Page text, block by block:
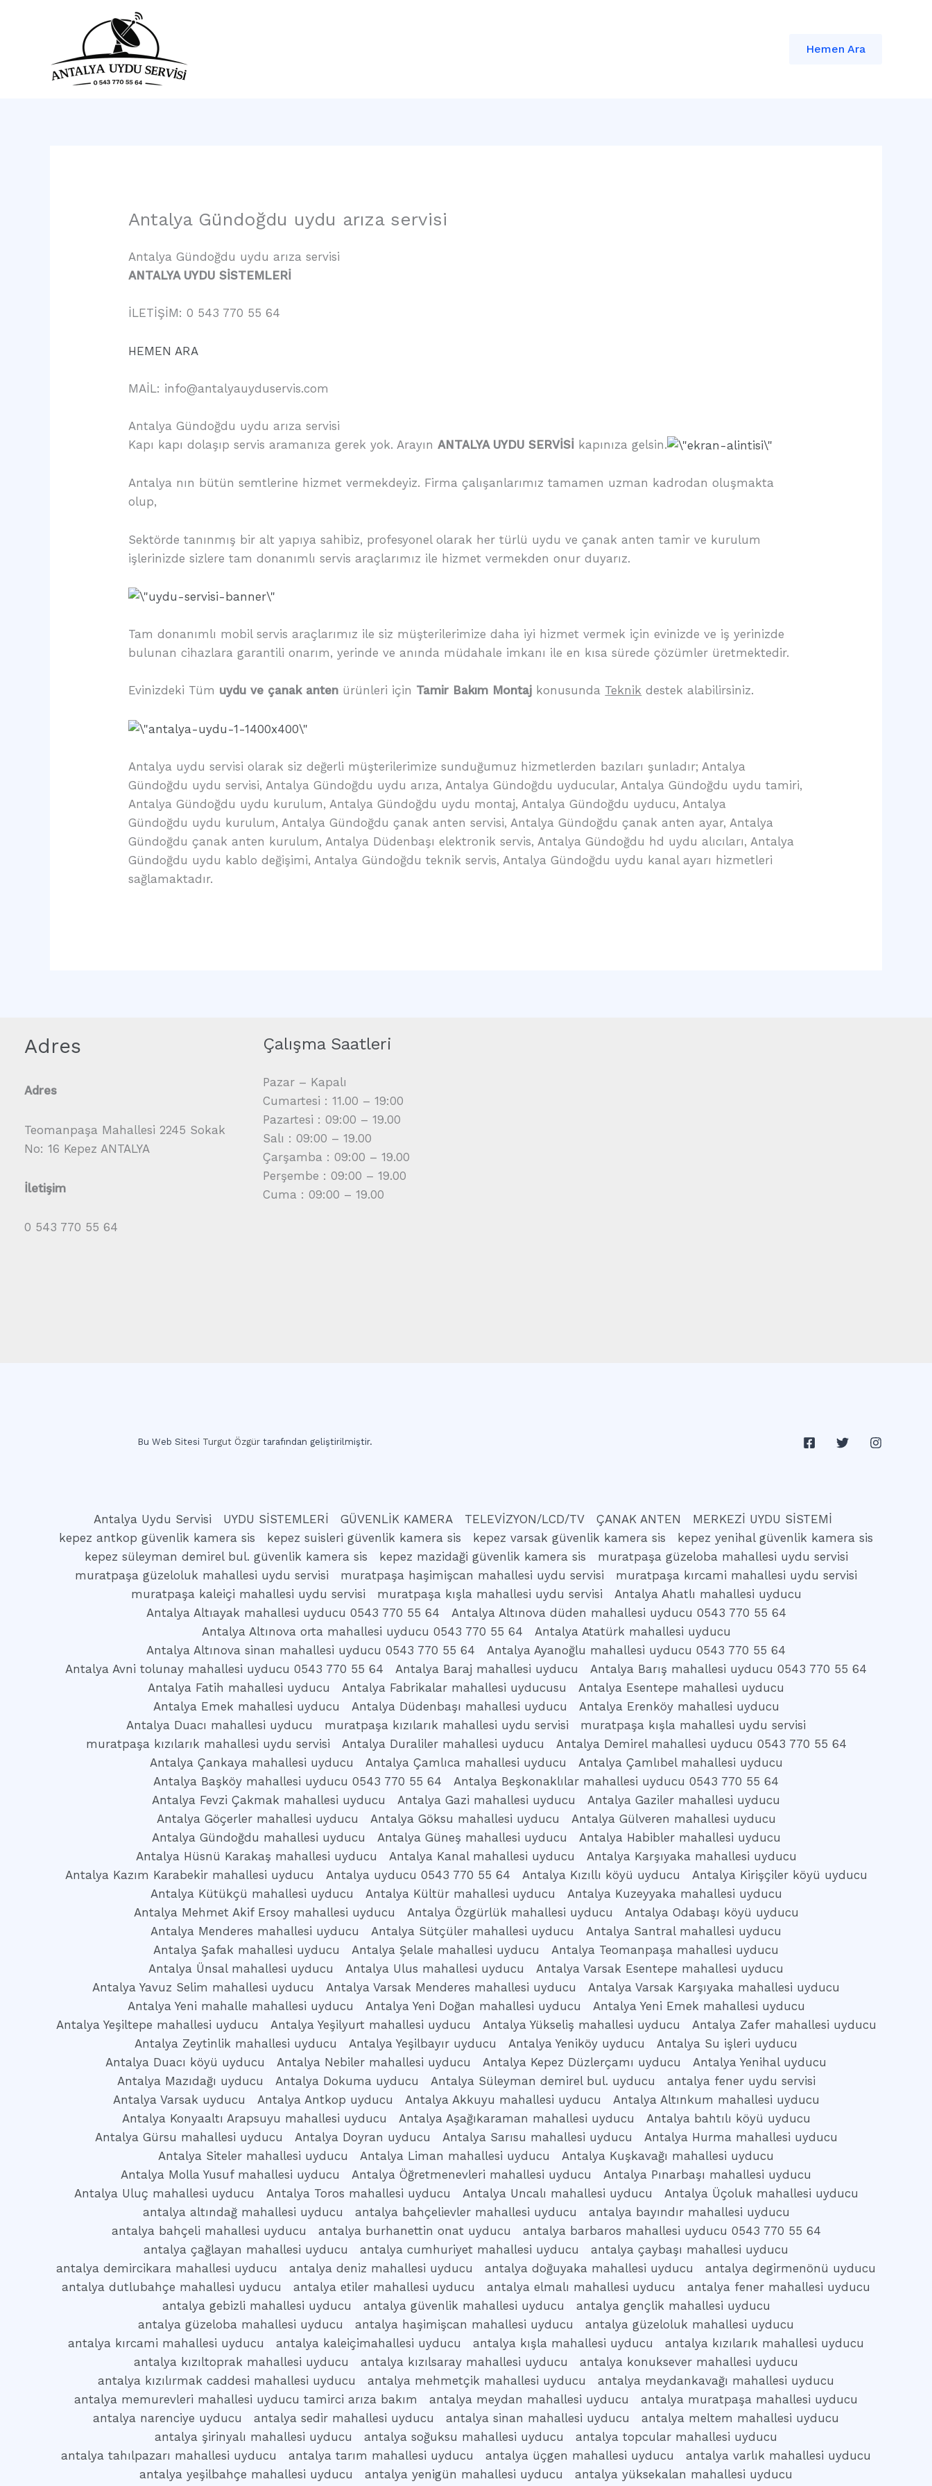
Hemen Ara
Antalya Gündoğdu uydu arıza servisi
Antalya Gündoğdu uydu arıza servisi
ANTALYA UYDU SİSTEMLERİ
İLETİŞİM: 0 543 770 55 64
HEMEN ARA
MAİL: info@antalyauyduservis.com
Antalya Gündoğdu uydu arıza servisi
Kapı kapı dolaşıp servis aramanıza gerek yok. ArayınANTALYA UYDU SERVİSİ kapınıza gelsin.
Antalya nın bütün semtlerine hizmet vermekdeyiz. Firma çalışanlarımız tamamen uzman kadrodan oluşmakta
olup,
Sektörde tanınmış bir alt yapıya sahibiz, profesyonel olarak her türlü uydu ve çanak anten tamir ve kurulum
işlerinizde sizlere tam donanımlı servis araçlarımız ile hizmet vermekden onur duyarız.
Tam donanımlı mobil servis araçlarımız ile siz müşterilerimize daha iyi hizmet vermek için evinizde ve iş yerinizde
bulunan cihazlara garantili onarım, yerinde ve anında müdahale imkanı ile en kısa sürede çözümler üretmektedir.
Evinizdeki Tüm uydu ve çanak anten ürünleri için Tamir Bakım Montaj konusunda Teknik destek alabilirsiniz.
Antalya uydu servisi olarak siz değerli müşterilerimize sunduğumuz hizmetlerden bazıları şunladır; Antalya
Gündoğdu uydu servisi, Antalya Gündoğdu uydu arıza, Antalya Gündoğdu uyducular, Antalya Gündoğdu uydu tamiri,
Antalya Gündoğdu uydu kurulum, Antalya Gündoğdu uydu montaj, Antalya Gündoğdu uyducu, Antalya
Gündoğdu uydu kurulum, Antalya Gündoğdu çanak anten servisi, Antalya Gündoğdu çanak anten ayar, Antalya
Gündoğdu çanak anten kurulum, Antalya Düdenbaşı elektronik servis, Antalya Gündoğdu hd uydu alıcıları, Antalya
Gündoğdu uydu kablo değişimi, Antalya Gündoğdu teknik servis, Antalya Gündoğdu uydu kanal ayarı hizmetleri
sağlamaktadır.
Adres
Adres
Teomanpaşa Mahallesi 2245 Sokak
No: 16 Kepez ANTALYA
İletişim
0 543 770 55 64
Çalışma Saatleri
Pazar – Kapalı
Cumartesi : 11.00 – 19:00
Pazartesi : 09:00 – 19.00
Salı : 09:00 – 19.00
Çarşamba : 09:00 – 19.00
Perşembe : 09:00 – 19.00
Cuma : 09:00 – 19.00
Bu Web Sitesi Turgut Özgürtarafından geliştirilmiştir.
Antalya Uydu Servisi UYDU SİSTEMLERİ GÜVENLİK KAMERA TELEVİZYON/LCD/TV ÇANAK ANTEN
MERKEZİ UYDU SİSTEMİ
kepez antkop güvenlik kamera sis
kepez suisleri güvenlik kamera sis kepez varsak güvenlik kamera sis
kepez yenihal güvenlik kamera sis
kepez süleyman demirel bul. güvenlik kamera sis
kepez mazidaği güvenlik kamera sis
muratpaşa güzeloba mahallesi uydu servisi
muratpaşa güzeloluk mahallesi uydu servisi
muratpaşa haşimişcan mahallesi uydu servisi
muratpaşa kırcami mahallesi uydu servisi
muratpaşa kaleiçi mahallesi uydu servisi
muratpaşa kışla mahallesi uydu servisi
Antalya Ahatlı mahallesi uyducu
Antalya Altıayak mahallesi uyducu 0543 770 55 64
Antalya Altınova düden mahallesi uyducu 0543 770 55 64
Antalya Altınova orta mahallesi uyducu 0543 770 55 64
Antalya Atatürk mahallesi uyducu
Antalya Altınova sinan mahallesi uyducu 0543 770 55 64
Antalya Ayanoğlu mahallesi uyducu 0543 770 55 64
Antalya Avni tolunay mahallesi uyducu 0543 770 55 64
Antalya Baraj mahallesi uyducu
Antalya Barış mahallesi uyducu 0543 770 55 64
Antalya Fatih mahallesi uyducu
Antalya Fabrikalar mahallesi uyducusu
Antalya Esentepe mahallesi uyducu
Antalya Emek mahallesi uyducu
Antalya Düdenbaşı mahallesi uyducu
Antalya Erenköy mahallesi uyducu
Antalya Duacı mahallesi uyducu
muratpaşa kızılarık mahallesi uydu servisi
muratpaşa kışla mahallesi uydu servisi
muratpaşa kızılarık mahallesi uydu servisi
Antalya Duraliler mahallesi uyducu
Antalya Demirel mahallesi uyducu 0543 770 55 64
Antalya Çankaya mahallesi uyducu
Antalya Çamlıca mahallesi uyducu
Antalya Çamlıbel mahallesi uyducu
Antalya Başköy mahallesi uyducu 0543 770 55 64
Antalya Beşkonaklılar mahallesi uyducu 0543 770 55 64
Antalya Fevzi Çakmak mahallesi uyducu
Antalya Gazi mahallesi uyducu
Antalya Gaziler mahallesi uyducu
Antalya Göçerler mahallesi uyducu
Antalya Göksu mahallesi uyducu
Antalya Gülveren mahallesi uyducu
Antalya Gündoğdu mahallesi uyducu
Antalya Güneş mahallesi uyducu
Antalya Habibler mahallesi uyducu
Antalya Hüsnü Karakaş mahallesi uyducu
Antalya Kanal mahallesi uyducu
Antalya Karşıyaka mahallesi uyducu
Antalya Kazım Karabekir mahallesi uyducu
Antalya uyducu 0543 770 55 64 Antalya Kızıllı köyü uyducu
Antalya Kirişçiler köyü uyducu
Antalya Kütükçü mahallesi uyducu
Antalya Kültür mahallesi uyducu
Antalya Kuzeyyaka mahallesi uyducu
Antalya Mehmet Akif Ersoy mahallesi uyducu
Antalya Özgürlük mahallesi uyducu
Antalya Odabaşı köyü uyducu
Antalya Menderes mahallesi uyducu
Antalya Sütçüler mahallesi uyducu
Antalya Santral mahallesi uyducu
Antalya Şafak mahallesi uyducu
Antalya Şelale mahallesi uyducu
Antalya Teomanpaşa mahallesi uyducu
Antalya Ünsal mahallesi uyducu
Antalya Ulus mahallesi uyducu
Antalya Varsak Esentepe mahallesi uyducu
Antalya Yavuz Selim mahallesi uyducu
Antalya Varsak Menderes mahallesi uyducu
Antalya Varsak Karşıyaka mahallesi uyducu
Antalya Yeni mahalle mahallesi uyducu
Antalya Yeni Doğan mahallesi uyducu
Antalya Yeni Emek mahallesi uyducu
Antalya Yeşiltepe mahallesi uyducu
Antalya Yeşilyurt mahallesi uyducu Antalya Yükseliş mahallesi uyducu
Antalya Zafer mahallesi uyducu
Antalya Zeytinlik mahallesi uyducu
Antalya Yeşilbayır uyducu Antalya Yeniköy uyducu
Antalya Su işleri uyducu
Antalya Duacı köyü uyducu
Antalya Nebiler mahallesi uyducu Antalya Kepez Düzlerçamı uyducu
Antalya Yenihal uyducu
Antalya Mazıdağı uyducu
Antalya Dokuma uyducu Antalya Süleyman demirel bul. uyducu
antalya fener uydu servisi
Antalya Varsak uyducu
Antalya Antkop uyducu Antalya Akkuyu mahallesi uyducu
Antalya Altınkum mahallesi uyducu
Antalya Konyaaltı Arapsuyu mahallesi uyducu
Antalya Aşağıkaraman mahallesi uyducu
Antalya bahtılı köyü uyducu
Antalya Gürsu mahallesi uyducu
Antalya Doyran uyducu Antalya Sarısu mahallesi uyducu
Antalya Hurma mahallesi uyducu
Antalya Siteler mahallesi uyducu
Antalya Liman mahallesi uyducu
Antalya Kuşkavağı mahallesi uyducu
Antalya Molla Yusuf mahallesi uyducu
Antalya Öğretmenevleri mahallesi uyducu
Antalya Pınarbaşı mahallesi uyducu
Antalya Uluç mahallesi uyducu
Antalya Toros mahallesi uyducu Antalya Uncalı mahallesi uyducu
Antalya Üçoluk mahallesi uyducu
antalya altındağ mahallesi uyducu
antalya bahçelievler mahallesi uyducu
antalya bayındır mahallesi uyducu
antalya bahçeli mahallesi uyducu
antalya burhanettin onat uyducu
antalya barbaros mahallesi uyducu 0543 770 55 64
antalya çağlayan mahallesi uyducu
antalya cumhuriyet mahallesi uyducu
antalya çaybaşı mahallesi uyducu
antalya demircikara mahallesi uyducu
antalya deniz mahallesi uyducu antalya doğuyaka mahallesi uyducu
antalya degirmenönü uyducu
antalya dutlubahçe mahallesi uyducu
antalya etiler mahallesi uyducu antalya elmalı mahallesi uyducu
antalya fener mahallesi uyducu
antalya gebizli mahallesi uyducu
antalya güvenlik mahallesi uyducu
antalya gençlik mahallesi uyducu
antalya güzeloba mahallesi uyducu
antalya haşimişcan mahallesi uyducu
antalya güzeloluk mahallesi uyducu
antalya kırcami mahallesi uyducu
antalya kaleiçimahallesi uyducu antalya kışla mahallesi uyducu
antalya kızılarık mahallesi uyducu
antalya kızıltoprak mahallesi uyducu
antalya kızılsaray mahallesi uyducu
antalya konuksever mahallesi uyducu
antalya kızılırmak caddesi mahallesi uyducu
antalya mehmetçik mahallesi uyducu
antalya meydankavağı mahallesi uyducu
antalya memurevleri mahallesi uyducu tamirci arıza bakım
antalya meydan mahallesi uyducu
antalya muratpaşa mahallesi uyducu
antalya narenciye uyducu
antalya sedir mahallesi uyducu antalya sinan mahallesi uyducu
antalya meltem mahallesi uyducu
antalya şirinyalı mahallesi uyducu
antalya soğuksu mahallesi uyducu
antalya topcular mahallesi uyducu
antalya tahılpazarı mahallesi uyducu
antalya tarım mahallesi uyducu antalya üçgen mahallesi uyducu
antalya varlık mahallesi uyducu
antalya yeşilbahçe mahallesi uyducu
antalya yenigün mahallesi uyducu antalya yüksekalan mahallesi uyducu